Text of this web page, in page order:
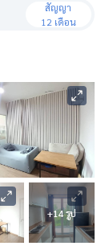
สัญญา
12 เดือน
+14 รูป